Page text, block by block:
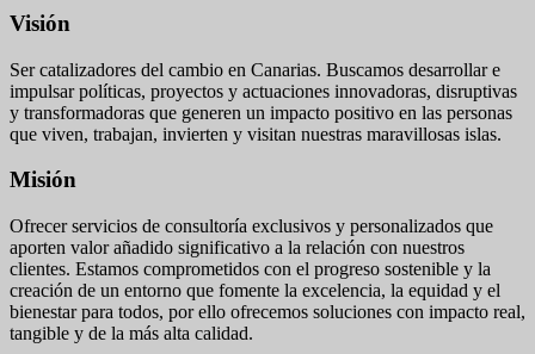
Visión
Ser catalizadores del cambio en Canarias. Buscamos desarrollar e
impulsar políticas, proyectos y actuaciones innovadoras, disruptivas
y transformadoras que generen un impacto positivo en las personas
que viven, trabajan, invierten y visitan nuestras maravillosas islas.
Misión
Ofrecer servicios de consultoría exclusivos y personalizados que
aporten valor añadido significativo a la relación con nuestros
clientes. Estamos comprometidos con el progreso sostenible y la
creación de un entorno que fomente la excelencia, la equidad y el
bienestar para todos, por ello ofrecemos soluciones con impacto real,
tangible y de la más alta calidad.